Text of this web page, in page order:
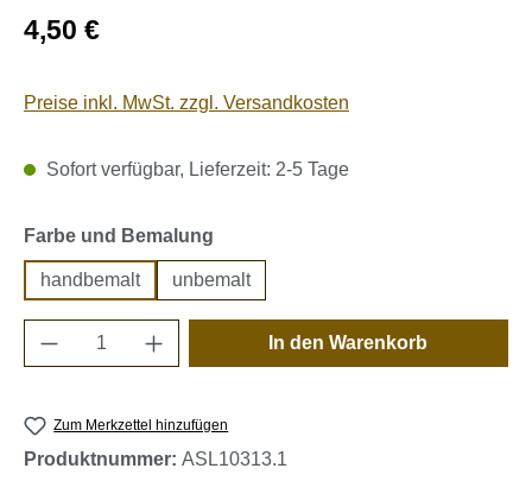
Regulärer Preis:
4,50 €
Preise inkl. MwSt. zzgl. Versandkosten
Sofort verfügbar, Lieferzeit: 2-5 Tage
Farbe und Bemalung
handbemalt unbemalt
Produkt Anzahl: Gib den gewünschten
In den Warenkorb
Zum Merkzettel hinzufügen
Produktnummer: ASL10313.1